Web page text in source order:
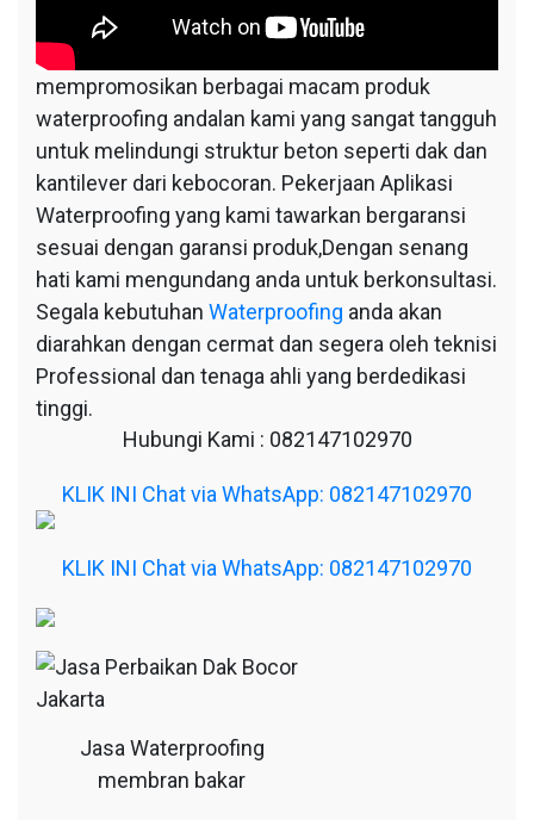
mempromosikan berbagai macam produk
waterproofing andalan kami yang sangat tangguh
untuk melindungi struktur beton seperti dak dan
kantilever dari kebocoran. Pekerjaan Aplikasi
Waterproofing yang kami tawarkan bergaransi
sesuai dengan garansi produk,Dengan senang
hati kami mengundang anda untuk berkonsultasi.
Segala kebutuhan Waterproofing anda akan
diarahkan dengan cermat dan segera oleh teknisi
Professional dan tenaga ahli yang berdedikasi
tinggi.
Hubungi Kami : 082147102970
KLIK INI Chat via WhatsApp: 082147102970
KLIK INI Chat via WhatsApp: 082147102970
Jasa Waterproofing
membran bakar